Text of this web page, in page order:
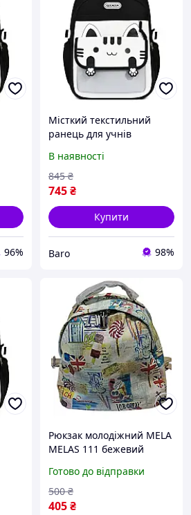
96%
Місткий текстильний
ранець для учнів
хлопчиків і дівчаток
В наявності
745₴
845 ₴
Купити
Baro 98%
Рюкзак молодіжний MELA
MELAS 111 бежевий
Готово до відправки
405₴
500 ₴